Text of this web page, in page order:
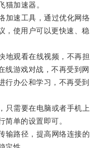
加速器。
速工具，通过优化网络
，使用户可以更快速、稳
观看在线视频，不再担
线游戏对战，不再受到网
行办公和学习，不再受到
需要在电脑或者手机上
简单的设置即可。
路径，提高网络连接的